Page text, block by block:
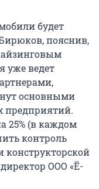
будет
пояснив,
уже ведет
основными
предприятий.
25% (в каждом
контроль
конструкторской
ООО «Ё-